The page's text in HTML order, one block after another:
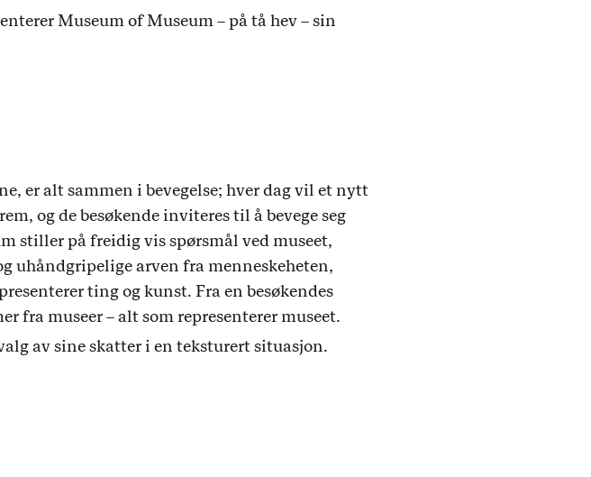
Museum of Museum – på tå hev – sin
er alt sammen i bevegelse; hver dag vil et nytt
og de besøkende inviteres til å bevege seg
stiller på freidig vis spørsmål ved museet,
uhåndgripelige arven fra menneskeheten,
ting og kunst. Fra en besøkendes
fra museer – alt som representerer museet.
av sine skatter i en teksturert situasjon.